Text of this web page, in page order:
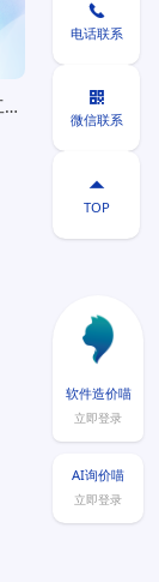

电话联系

微信联系

TOP
软件造价喵
立即登录
AI询价喵
立即登录